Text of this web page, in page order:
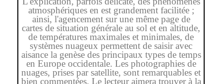
atmosphériques en est grandement facilitée ;
ainsi, l'agencement sur une même page de
cartes de situation générale au sol et en altitude,
de températures maximales et minimales, de
systèmes nuageux permettent de saisir avec
aisance la genèse des principaux types de temps
en Europe occidentale. Les photographies de
nuages, prises par satellite, sont remarquables et
bien commentées. Le lecteur aimera trouver à la